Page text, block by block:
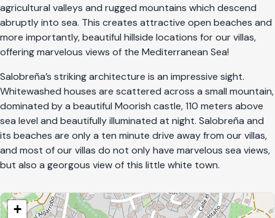
agricultural valleys and rugged mountains which descend
abruptly into sea. This creates attractive open beaches and
more importantly, beautiful hillside locations for our villas,
offering marvelous views of the Mediterranean Sea!
Salobreña’s striking architecture is an impressive sight.
Whitewashed houses are scattered across a small mountain,
dominated by a beautiful Moorish castle, 110 meters above
sea level and beautifully illuminated at night. Salobreña and
its beaches are only a ten minute drive away from our villas,
and most of our villas do not only have marvelous sea views,
but also a georgous view of this little white town.
+